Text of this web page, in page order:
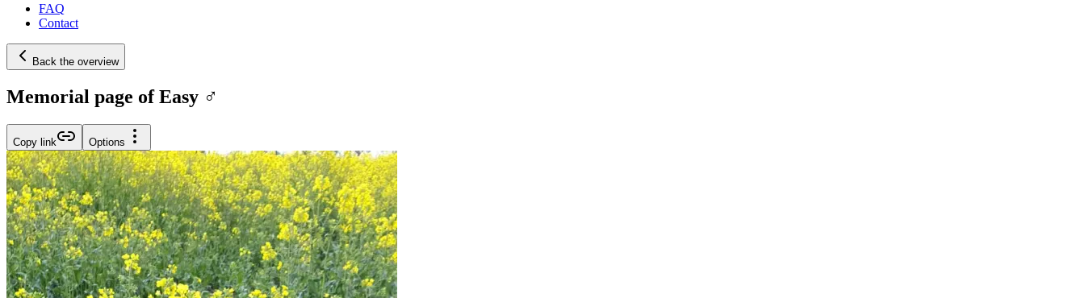
FAQ
Contact
Back the overview
Memorial page of Easy ♂️
Copy link Options